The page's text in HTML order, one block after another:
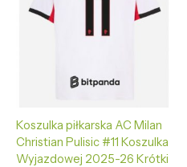
Koszulka piłkarska AC Milan
Christian Pulisic #11 Koszulka
Wyjazdowej 2025-26 Krótki